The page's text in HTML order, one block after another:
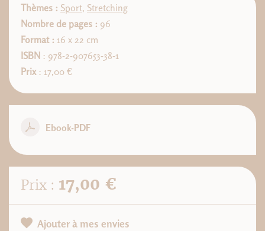
Thèmes : Sport, Stretching
Nombre de pages : 96
Format : 16 x 22 cm
ISBN : 978-2-907653-38-1
Prix: 17,00 €
Ebook-PDF
Prix : 17,00 €
Ajouter à mes envies